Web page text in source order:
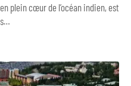
plein cœur de l’océan indien, est
…